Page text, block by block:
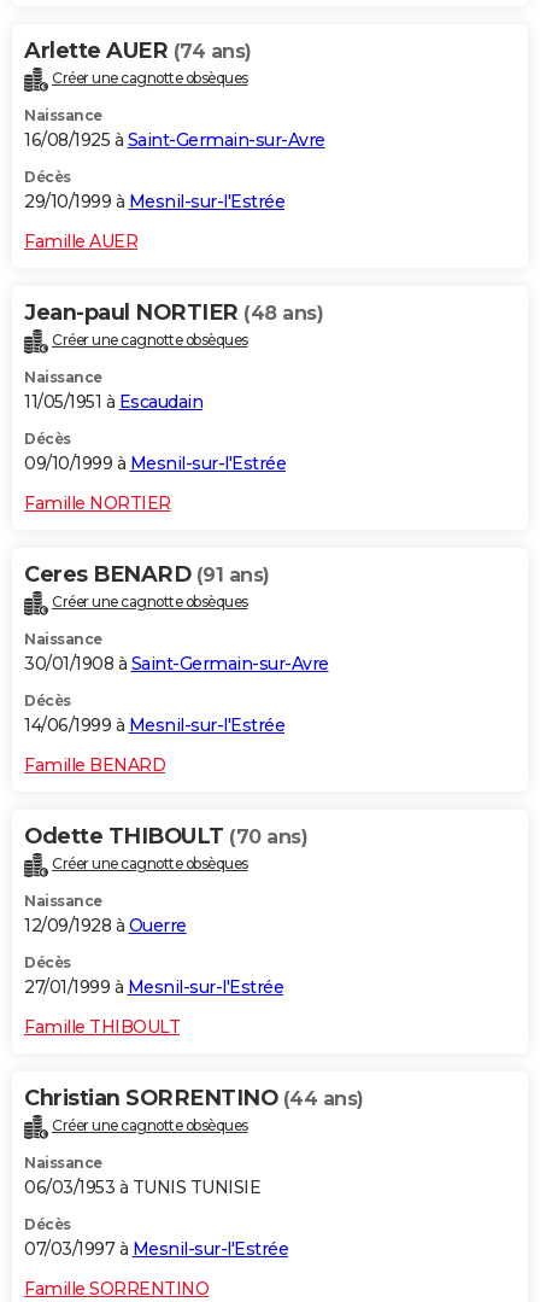
Arlette AUER (74 ans)
Créer une cagnotte obsèques
Naissance
16/08/1925 à Saint-Germain-sur-Avre
Décès
29/10/1999 à Mesnil-sur-l'Estrée
Famille AUER
Jean-paul NORTIER (48 ans)
Créer une cagnotte obsèques
Naissance
11/05/1951 à Escaudain
Décès
09/10/1999 à Mesnil-sur-l'Estrée
Famille NORTIER
Ceres BENARD (91 ans)
Créer une cagnotte obsèques
Naissance
30/01/1908 à Saint-Germain-sur-Avre
Décès
14/06/1999 à Mesnil-sur-l'Estrée
Famille BENARD
Odette THIBOULT (70 ans)
Créer une cagnotte obsèques
Naissance
12/09/1928 à Ouerre
Décès
27/01/1999 à Mesnil-sur-l'Estrée
Famille THIBOULT
Christian SORRENTINO (44 ans)
Créer une cagnotte obsèques
Naissance
06/03/1953 à TUNIS TUNISIE
Décès
07/03/1997 à Mesnil-sur-l'Estrée
Famille SORRENTINO